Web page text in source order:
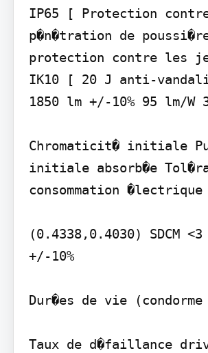
IP65 [ Protection
p�n�tration de
protection contre les
IK10 [ 20 J anti-
1850 lm +/-10% 95 lm/W
Chromaticit� initiale
initiale absorb�e
consommation �lectrique
(0.4338,0.4030) SDCM <3
+/-10%
Dur�es de vie (condorme
Taux de d�faillance